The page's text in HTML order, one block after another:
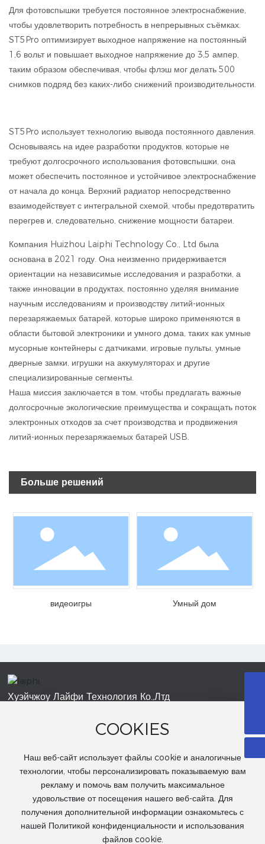
Для фотовспышки требуется постоянное электроснабжение,
чтобы удовлетворить потребность в непрерывных съёмках.
ST5Pro оптимизирует выходное напряжение на постоянный
1,6 вольт и повышает выходное напряжение до 3,5 ампер,
таким образом обеспечивая, чтобы флэш мог делать 500
снимков подряд без каких-либо снижений производительности.
ST5Pro использует технологию вывода постоянного давления.
Основываясь на идее разработки продуктов, которые не
требуют долгосрочного использования фотовспышки, она
может обеспечить постоянное и устойчивое электроснабжение
от начала до конца. Верхний радиатор непосредственно
взаимодействует с интегральной схемой, чтобы предотвратить
перегрев и, следовательно, снижение мощности батареи.
Компания Huizhou Laiphi Technology Co., Ltd была
основана в 2021 году. Она неизменно придерживается
ориентации на независимые исследования и разработки, а
также инновации в продуктах, постоянно уделяя внимание
научным исследованиям и производству литий-ионных
перезаряжаемых батарей, которые широко применяются в
области бытовой электроники и умного дома, таких как умные
мусорные контейнеры с датчиками, игровые пульты, умные
дверные замки, игрушки на аккумуляторах и другие
специализированные сегменты.
Наша миссия заключается в том, чтобы предлагать важные
долгосрочные экологические преимущества и сокращать поток
электронных отходов за счет производства и продвижения
литий-ионных перезаряжаемых батарей USB.
Больше решений
видеоигры Умный дом
Хуэйчжоу Лайфи Технология Ко.,Лтд
7-й этаж, здание технологии Цюху, дорога Личэн, улица Цючан,
район Хуйян, Хуэйчжоу
Бизнес-лицензия
COOKIES
Наш веб-сайт использует файлы cookie и аналогичные
технологии, чтобы персонализировать показываемую вам
рекламу и помочь вам получить максимальное
удовольствие от посещения нашего веб-сайта. Для
получения дополнительной информации ознакомьтесь с
нашей Политикой конфиденциальности и использования
файлов cookie.
8615818550894